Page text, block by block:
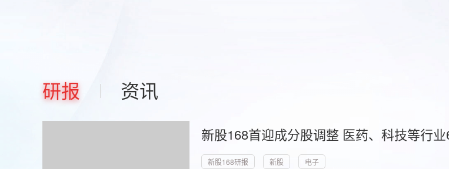
研报 资讯
新股168首迎成分股调整 医药、科技等行
新股168研报 新股 电子